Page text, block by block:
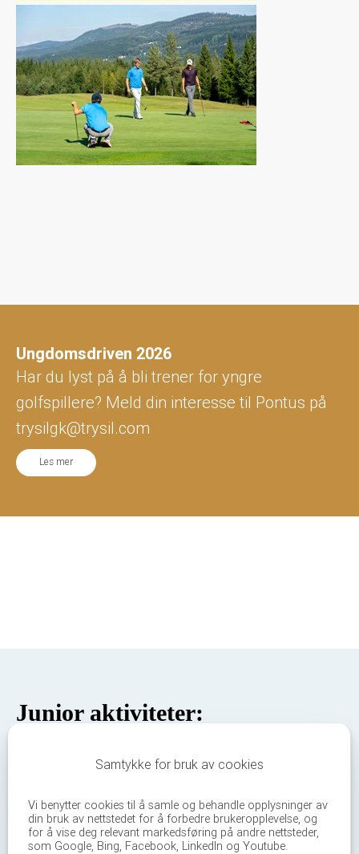
Ungdomsdriven 2026
Har du lyst på å bli trener for yngre
golfspillere? Meld din interesse til Pontus på
trysilgk@trysil.com
Les mer
Junior aktiviteter:
Faste ukeaktiviteter:
Bli med på vår regel-quiz! Mandag
Samtykke for bruk av cookies
Vi benytter cookies til å samle og behandle opplysninger av
din bruk av nettstedet for å forbedre brukeropplevelse, og
for å vise deg relevant markedsføring på andre nettsteder,
som Google, Bing, Facebook, LinkedIn og Youtube.